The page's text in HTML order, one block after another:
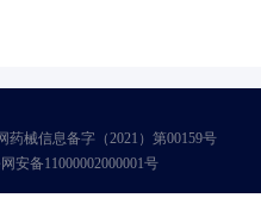
械信息备字（2021）第00159号
安备11000002000001号